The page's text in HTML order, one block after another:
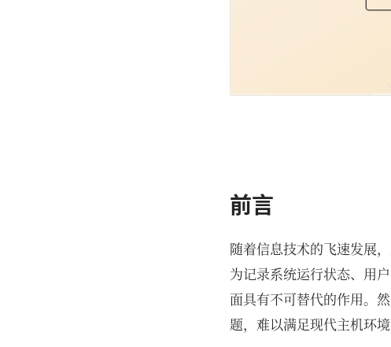
前言
随着信息技术的飞速发展
为记录系统运行状态、用
面具有不可替代的作用。
题，难以满足现代主机环境